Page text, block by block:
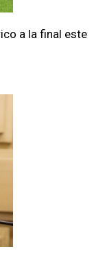
a la final este